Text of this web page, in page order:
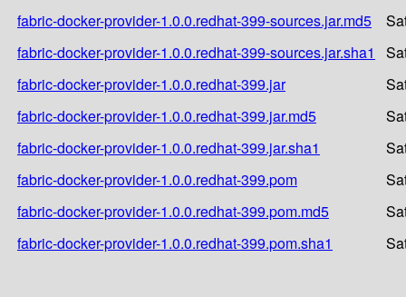
fabric-docker-provider-1.0.0.redhat-399-sources.jar.md5
fabric-docker-provider-1.0.0.redhat-399-sources.jar.sha1
fabric-docker-provider-1.0.0.redhat-399.jar
fabric-docker-provider-1.0.0.redhat-399.jar.md5
fabric-docker-provider-1.0.0.redhat-399.jar.sha1
fabric-docker-provider-1.0.0.redhat-399.pom
fabric-docker-provider-1.0.0.redhat-399.pom.md5
fabric-docker-provider-1.0.0.redhat-399.pom.sha1